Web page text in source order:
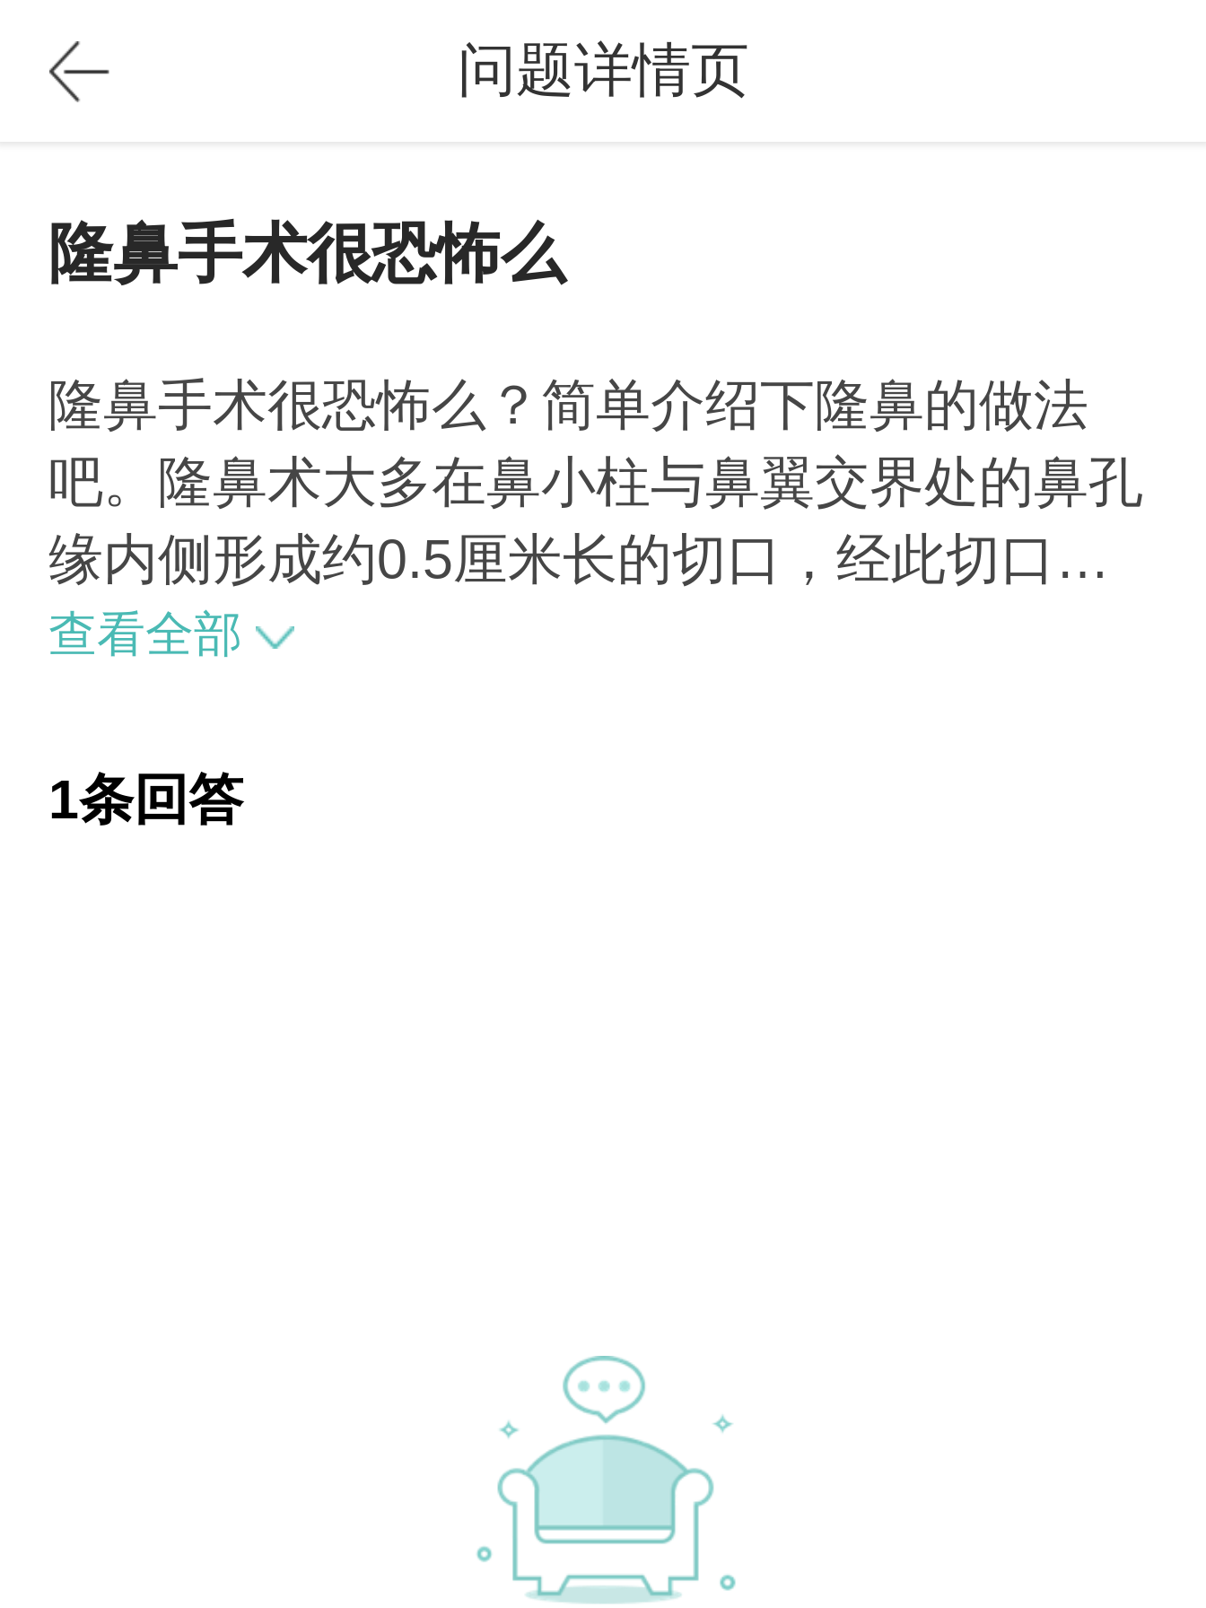
问题详情页
隆鼻手术很恐怖么
隆鼻手术很恐怖么？简单介绍下隆鼻的做法
吧。隆鼻术大多在鼻小柱与鼻翼交界处的鼻孔
缘内侧形成约0.5厘米长的切口，经此切口在
鼻背筋膜下或/和鼻骨骨膜下分离出一个宽敞
位置，然后缝合切口。搞定。
查看全部
1条回答